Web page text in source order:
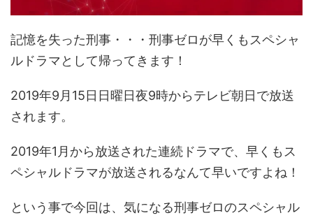
記憶を失った刑事・・・刑事ゼロが早くもスペシャ
ルドラマとして帰ってきます！
2019年9月15日日曜日夜9時からテレビ朝日で放送
されます。
2019年1月から放送された連続ドラマで、早くもス
ペシャルドラマが放送されるなんて早いですよね！
という事で今回は、気になる刑事ゼロのスペシャル